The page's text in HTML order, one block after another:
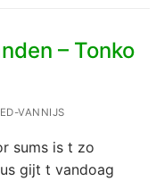
– Tonko
VANNIJS
sums is t zo
gijt t vandoag